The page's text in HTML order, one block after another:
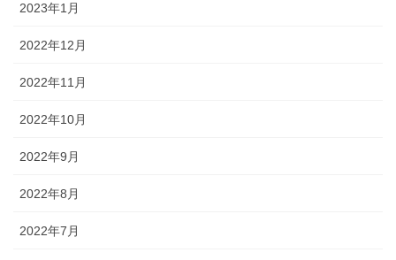
2023年1月
2022年12月
2022年11月
2022年10月
2022年9月
2022年8月
2022年7月